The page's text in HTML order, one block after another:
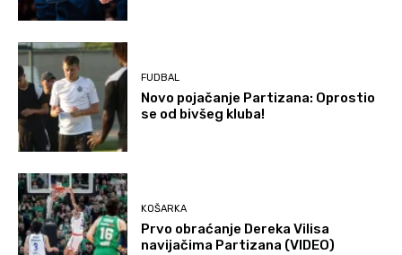
FUDBAL
Novo pojačanje Partizana: Oprostio
se od bivšeg kluba!
KOŠARKA
Prvo obraćanje Dereka Vilisa
navijačima Partizana (VIDEO)